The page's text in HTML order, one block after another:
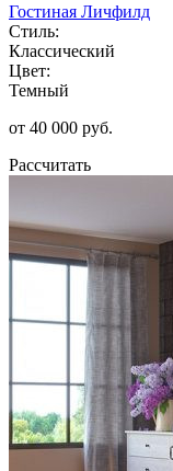
Гостиная Личфилд
Стиль:
Классический
Цвет:
Темный
от 40 000 руб.
Рассчитать